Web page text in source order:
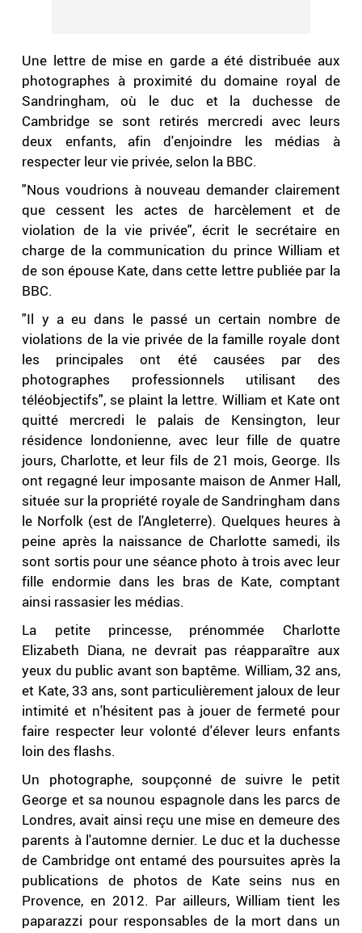
Une lettre de mise en garde a été distribuée aux
photographes à proximité du domaine royal de
Sandringham, où le duc et la duchesse de
Cambridge se sont retirés mercredi avec leurs
deux enfants, afin d'enjoindre les médias à
respecter leur vie privée, selon la BBC.
"Nous voudrions à nouveau demander clairement
que cessent les actes de harcèlement et de
violation de la vie privée", écrit le secrétaire en
charge de la communication du prince William et
de son épouse Kate, dans cette lettre publiée par la
BBC.
"Il y a eu dans le passé un certain nombre de
violations de la vie privée de la famille royale dont
les principales ont été causées par des
photographes professionnels utilisant des
téléobjectifs", se plaint la lettre. William et Kate ont
quitté mercredi le palais de Kensington, leur
résidence londonienne, avec leur fille de quatre
jours, Charlotte, et leur fils de 21 mois, George. Ils
ont regagné leur imposante maison de Anmer Hall,
située sur la propriété royale de Sandringham dans
le Norfolk (est de l'Angleterre). Quelques heures à
peine après la naissance de Charlotte samedi, ils
sont sortis pour une séance photo à trois avec leur
fille endormie dans les bras de Kate, comptant
ainsi rassasier les médias.
La petite princesse, prénommée Charlotte
Elizabeth Diana, ne devrait pas réapparaître aux
yeux du public avant son baptême. William, 32 ans,
et Kate, 33 ans, sont particulièrement jaloux de leur
intimité et n'hésitent pas à jouer de fermeté pour
faire respecter leur volonté d'élever leurs enfants
loin des flashs.
Un photographe, soupçonné de suivre le petit
George et sa nounou espagnole dans les parcs de
Londres, avait ainsi reçu une mise en demeure des
parents à l'automne dernier. Le duc et la duchesse
de Cambridge ont entamé des poursuites après la
publications de photos de Kate seins nus en
Provence, en 2012. Par ailleurs, William tient les
paparazzi pour responsables de la mort dans un